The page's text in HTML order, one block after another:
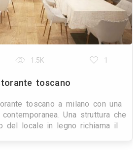
1.5K 1
toscano
toscano a milano con una
Una struttura che
del locale in legno richiama il
e della braccia, creando un